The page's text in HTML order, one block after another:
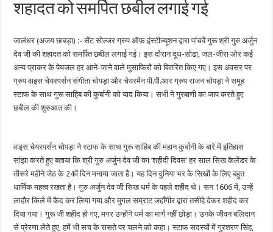
शहादत को समर्पित छबील लगाई गई
जालंधर (अजय छाबड़ा) :- सेंट सोल्जर ग्रुप ऑफ़ इंस्टीच्यूशन द्वारा पांचवें गुरू श्री गुरु अर्जुन
देव जी की शहादत को समर्पित छबील लगाई गई। इस दौरान दूध-सोढा, जल-जीरा ओर कई
अन्य प्राकर के पेयजल हर आने-जाने वाले मुसाफिरों को वितरित किए गए। इस अवसर पर
ग्रुप वाइस चेयरपर्सन संगीता चोपड़ा और चेयरमैन पी.पी.आर ग्रुप राजन चोपड़ा ने समूह
स्टाफ के साथ गुरू साहिब की कुर्बानी को याद किया। सभी ने गुरबाणी का जाप करते हुए
छबील की शुरुआत की।
वाइस चेयरपर्सन चोपड़ा ने स्टाफ के साथ गुरू साहिब की महान कुर्बानी के बारे में इतिहास
सांझा करते हुए बताया कि श्री गुरु अर्जुन देव जी का ‘शहीदी दिवस’ हर साल सिख कैलेंडर के
तीसरे महीने जेठ के 24वें दिन मनाया जाता है। यह दिन दुनिया भर के सिखों के लिए बहुत
धार्मिक महत्व रखता है। गुरु अर्जुन देव जी सिख धर्म के पहले शहीद थे। सन 1606 में, उन्हें
लाहौर किले में कैद कर लिया गया और मुगल सम्राट जहाँगीर द्वारा तसीहे देकर शहीद कर
दिया गया। गुरू जी शहीद हो गए, मगर उन्होंने धर्म का मार्ग नहीं छोड़ा। उनके जीवन बलिदान
से प्रेरणा लेते हुए, हमें भी सच के रासते पर चलने को कहा। स्टाफ सदस्यों में गुरशरण सिंह,